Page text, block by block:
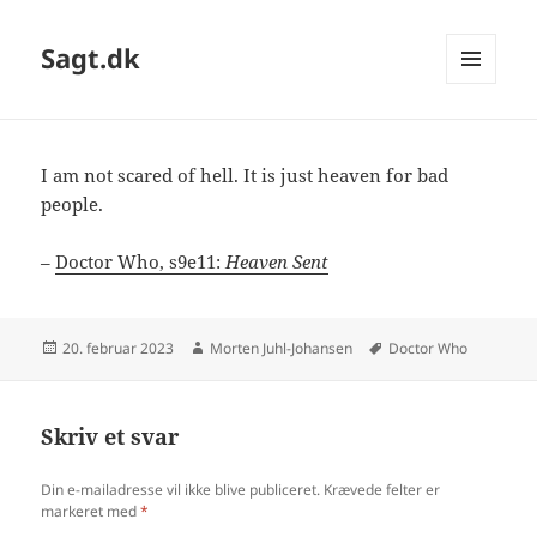
Sagt.dk
I am not scared of hell. It is just heaven for bad
people.
–Doctor Who, s9e11:Heaven Sent
Udgivet
20. februar 2023 Forfatter
Morten Juhl-Johansen Tags
Doctor Who
Skriv et svar
Din e-mailadresse vil ikke blive publiceret. Krævede felter er
markeret med*